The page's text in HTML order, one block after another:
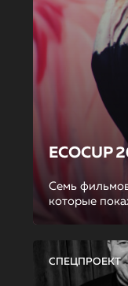
ECOCUP
Семь
которые
СПЕЦПРОЕКТ